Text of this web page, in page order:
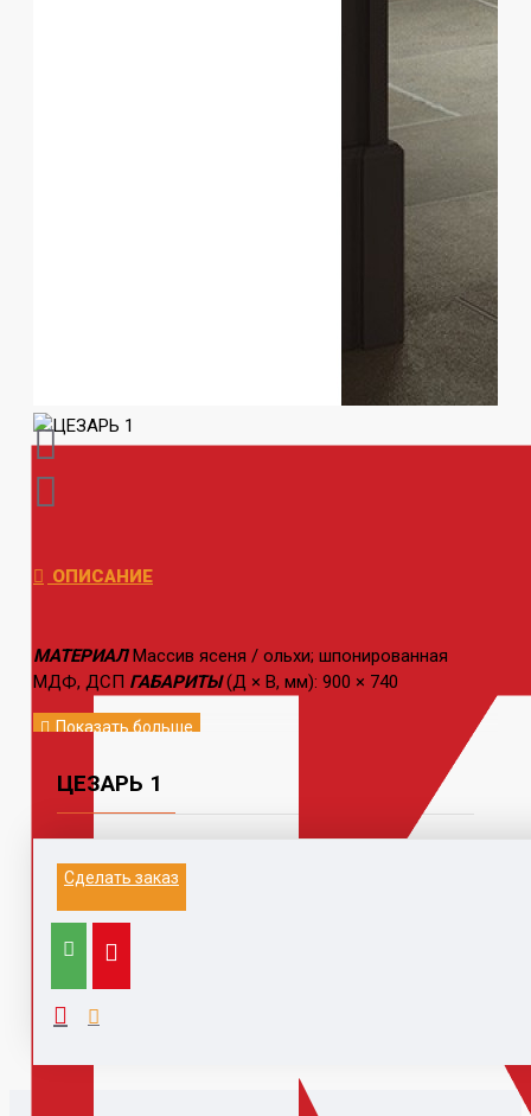
ОПИСАНИЕ
МАТЕРИАЛМассив ясеня / ольхи; шпонированная
МДФ, ДСП ГАБАРИТЫ(Д × В, мм): 900 × 740
ЦЕЗАРЬ 1
Сделать заказ
Информация на данном сайте не является
Выезд к заказчику для замера и расчета, с